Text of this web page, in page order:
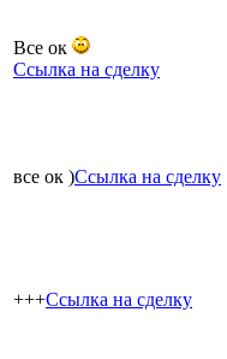
Все ок
Ссылка на сделку
все ок )Ссылка на сделку
+++Ссылка на сделку